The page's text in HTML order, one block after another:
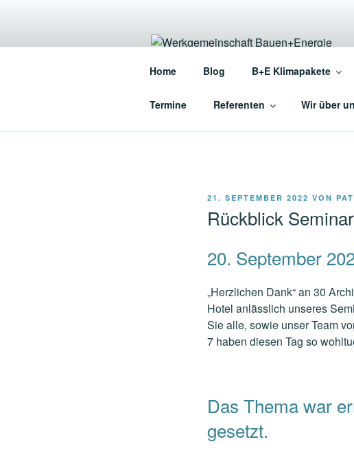
Home Blog B+E Klimapakete
Termine Referenten Wir über
VERÖFFENTLICHT
21. SEPTEMBER 2022 VON
Rückblick
20. September
„Herzlichen Dank“ an 30
Hotel anlässlich unseres
Sie alle, sowie unser Team
7 haben diesen Tag so
Das Thema war
gesetzt.